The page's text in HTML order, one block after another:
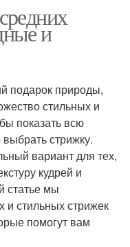
и
подарок природы,
стильных и
показать всю
стрижку.
вариант для тех,
кудрей и
статье мы
стильных стрижек
помогут вам